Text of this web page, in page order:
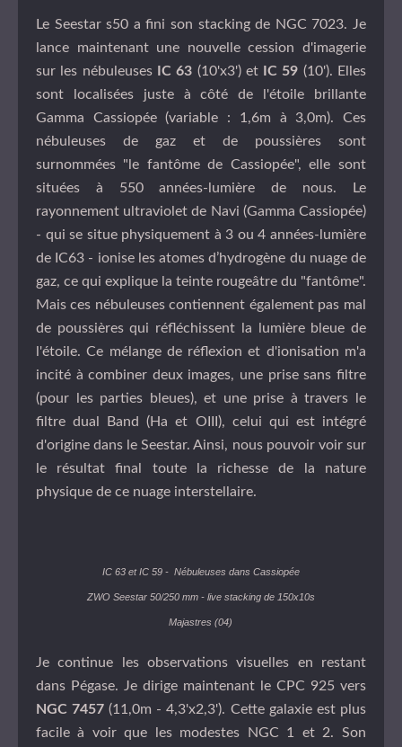
Le Seestar s50 a fini son stacking de NGC 7023. Je
lance maintenant une nouvelle cession d'imagerie
sur les nébuleuses
IC 63 (10'x3') et IC 59 (10'). Elles
sont localisées juste à côté de l'étoile brillante
Gamma Cassiopée (variable : 1,6m à 3,0m). Ces
nébuleuses de gaz et de poussières sont
surnommées "le fantôme de Cassiopée", elle sont
situées à 550 années-lumière de nous. Le
rayonnement ultraviolet de Navi (Gamma Cassiopée)
- qui se situe physiquement à 3 ou 4 années-lumière
de IC63 - ionise les atomes d’hydrogène du nuage de
gaz, ce qui explique la teinte rougeâtre du "fantôme".
Mais ces nébuleuses contiennent également pas mal
de poussières qui réfléchissent la lumière bleue de
l'étoile. Ce mélange de réflexion et d'ionisation m'a
incité à combiner deux images, une prise sans filtre
(pour les parties bleues), et une prise à travers le
filtre dual Band (Ha et OIII), celui qui est intégré
d'origine dans le Seestar. Ainsi, nous pouvoir voir sur
le résultat final toute la richesse de la nature
physique de ce nuage interstellaire.
IC 63 et IC 59 - Nébuleuses dans Cassiopée
ZWO Seestar 50/250 mm - live stacking de 150x10s
Majastres (04)
Je continue les observations visuelles en restant
dans Pégase. Je dirige maintenant le CPC 925 vers
NGC 7457 (11,0m - 4,3'x2,3'). Cette galaxie est plus
facile à voir que les modestes NGC 1 et 2. Son